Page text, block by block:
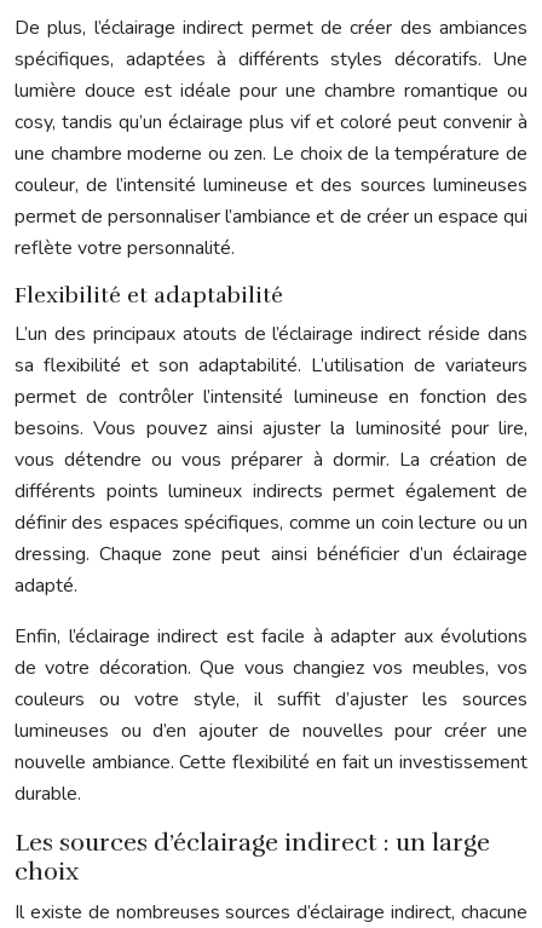
De plus, l’éclairage indirect permet de créer des ambiances
spécifiques, adaptées à différents styles décoratifs. Une
lumière douce est idéale pour une chambre romantique ou
cosy, tandis qu’un éclairage plus vif et coloré peut convenir à
une chambre moderne ou zen. Le choix de la température de
couleur, de l’intensité lumineuse et des sources lumineuses
permet de personnaliser l’ambiance et de créer un espace qui
reflète votre personnalité.
Flexibilité et adaptabilité
L’un des principaux atouts de l’éclairage indirect réside dans
sa flexibilité et son adaptabilité. L’utilisation de variateurs
permet de contrôler l’intensité lumineuse en fonction des
besoins. Vous pouvez ainsi ajuster la luminosité pour lire,
vous détendre ou vous préparer à dormir. La création de
différents points lumineux indirects permet également de
définir des espaces spécifiques, comme un coin lecture ou un
dressing. Chaque zone peut ainsi bénéficier d’un éclairage
adapté.
Enfin, l’éclairage indirect est facile à adapter aux évolutions
de votre décoration. Que vous changiez vos meubles, vos
couleurs ou votre style, il suffit d’ajuster les sources
lumineuses ou d’en ajouter de nouvelles pour créer une
nouvelle ambiance. Cette flexibilité en fait un investissement
durable.
Les sources d’éclairage indirect : un large
choix
Il existe de nombreuses sources d’éclairage indirect, chacune